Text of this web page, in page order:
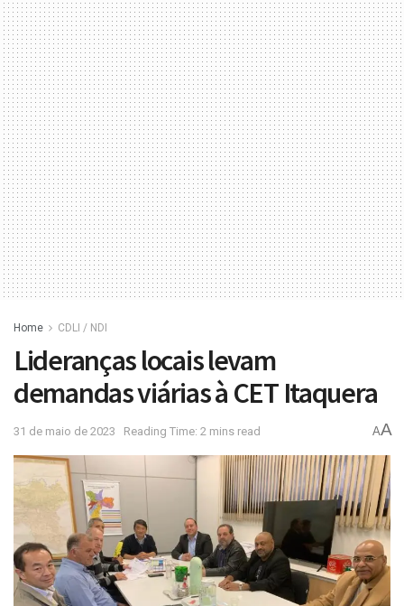
Home CDLI / NDI
Lideranças locais levam
demandas viárias à CET Itaquera
31 de maio de 2023 Reading Time: 2 mins read AA